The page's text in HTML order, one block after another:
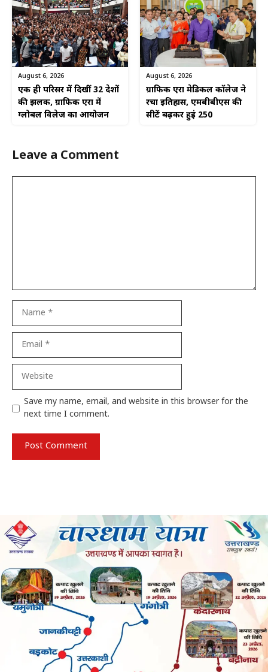
August 6, 2026
एक ही परिसर में दिखीं 32 देशों
की झलक, ग्राफिक एरा में
ग्लोबल विलेज का आयोजन
August 6, 2026
ग्राफिक एरा मेडिकल कॉलेज ने
रचा इतिहास, एमबीबीएस की
सीटें बढ़कर हुईं 250
Leave a Comment
Website
Save my name, email, and website in this browser for the
next time I comment.